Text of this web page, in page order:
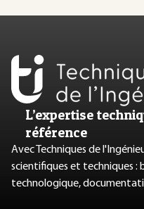
L’expertise
référence
Avec Techniques de
scientifiques et techniques :
technologique,